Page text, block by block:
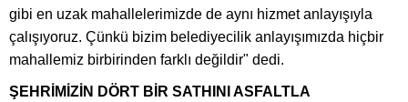
gibi en uzak mahallelerimizde de aynı hizmet anlayışıyla
çalışıyoruz. Çünkü bizim belediyecilik anlayışımızda hiçbir
mahallemiz birbirinden farklı değildir" dedi.
ŞEHRİMİZİN DÖRT BİR SATHINI ASFALTLA